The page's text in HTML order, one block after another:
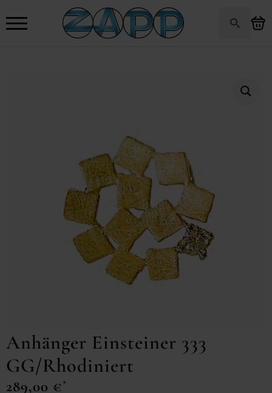
Anhänger Einsteiner 333
GG/Rhodiniert
289,00 €*